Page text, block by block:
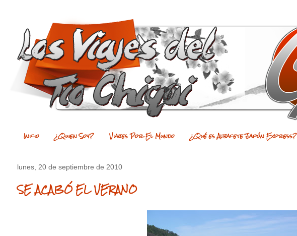
Inicio ¿Quien Soy? Viajes Por El Mundo ¿Qué es Albacete Japón Express?
lunes, 20 de septiembre de 2010
SE ACABÓ EL VERANO